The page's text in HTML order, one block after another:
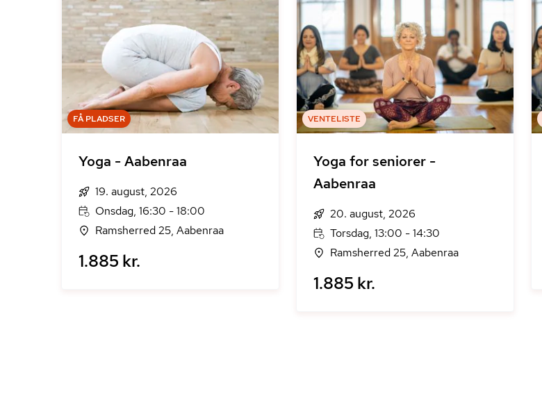
FÅ PLADSER
Yoga - Aabenraa
19. august, 2026
Onsdag, 16:30 - 18:00
Ramsherred 25, Aabenraa
1.885 kr.
VENTELISTE
Yoga for seniorer -
Aabenraa
20. august, 2026
Torsdag, 13:00 - 14:30
Ramsherred 25, Aabenraa
1.885 kr.